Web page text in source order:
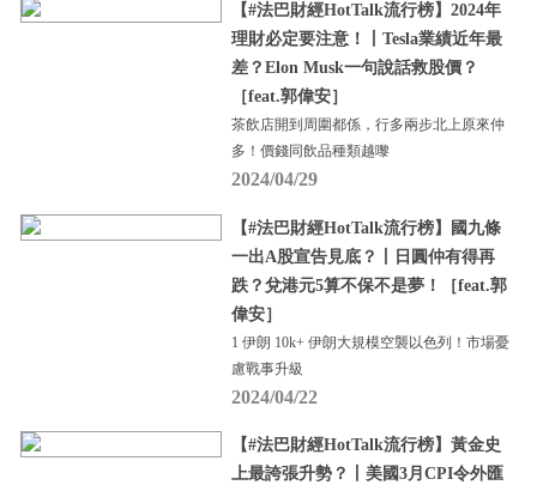
【#法巴財經HotTalk流行榜】2024年
理財必定要注意！丨Tesla業績近年最
差？Elon Musk一句說話救股價？
［feat.郭偉安］
茶飲店開到周圍都係，行多兩步北上原來仲
多！價錢同飲品種類越嚟
2024/04/29
【#法巴財經HotTalk流行榜】國九條
一出A股宣告見底？丨日圓仲有得再
跌？兌港元5算不保不是夢！［feat.郭
偉安］
1 伊朗 10k+ 伊朗大規模空襲以色列！市場憂
慮戰事升級
2024/04/22
【#法巴財經HotTalk流行榜】黃金史
上最誇張升勢？丨美國3月CPI令外匯